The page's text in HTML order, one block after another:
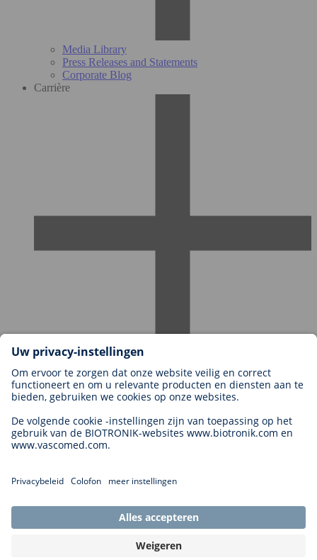
Media Library
Press Releases and Statements
Corporate Blog
Carrière
Carrières bij BIOTRONIK
Carrièreniveaus
Waarom met ons werken?
Sollicitatie
Carrièremogelijkheden
Cookie Settings
Legal Disclaimer